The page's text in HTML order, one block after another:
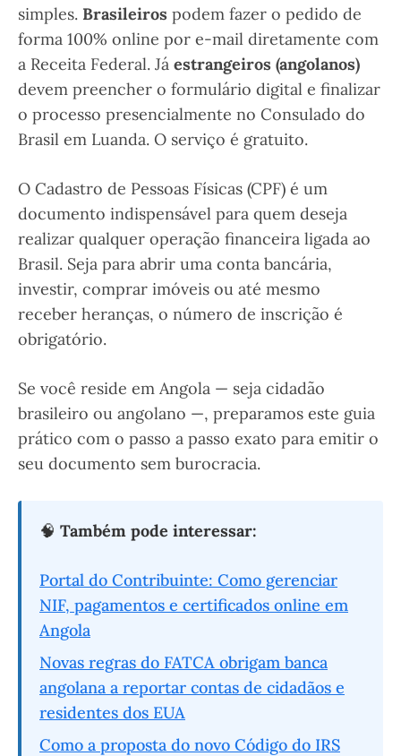
simples. Brasileiros podem fazer o pedido de
forma 100% online por e-mail diretamente com
a Receita Federal. Já estrangeiros (angolanos)
devem preencher o formulário digital e finalizar
o processo presencialmente no Consulado do
Brasil em Luanda. O serviço é gratuito.
O Cadastro de Pessoas Físicas (CPF) é um
documento indispensável para quem deseja
realizar qualquer operação financeira ligada ao
Brasil. Seja para abrir uma conta bancária,
investir, comprar imóveis ou até mesmo
receber heranças, o número de inscrição é
obrigatório.
Se você reside em Angola — seja cidadão
brasileiro ou angolano —, preparamos este guia
prático com o passo a passo exato para emitir o
seu documento sem burocracia.
🧠 Também pode interessar:
Portal do Contribuinte: Como gerenciar
NIF, pagamentos e certificados online em
Angola
Novas regras do FATCA obrigam banca
angolana a reportar contas de cidadãos e
residentes dos EUA
Como a proposta do novo Código do IRS